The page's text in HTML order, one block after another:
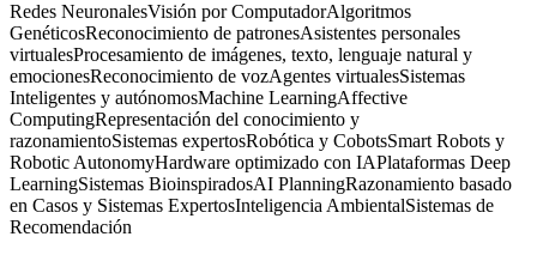
Redes NeuronalesVisión por ComputadorAlgoritmos
GenéticosReconocimiento de patronesAsistentes personales
virtualesProcesamiento de imágenes, texto, lenguaje natural y
emocionesReconocimiento de vozAgentes virtualesSistemas
Inteligentes y autónomosMachine LearningAffective
ComputingRepresentación del conocimiento y
razonamientoSistemas expertosRobótica y CobotsSmart Robots y
Robotic AutonomyHardware optimizado con IAPlataformas Deep
LearningSistemas BioinspiradosAI PlanningRazonamiento basado
en Casos y Sistemas ExpertosInteligencia AmbientalSistemas de
Recomendación